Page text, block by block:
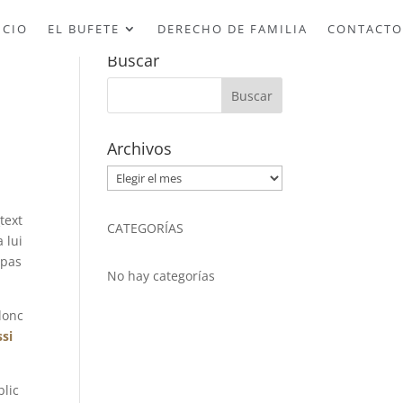
EL BUFETE DERECHO DE FAMILIA CONTACTO
lui
Buscar
Archivos
Archivos
CATEGORÍAS
No hay categorías